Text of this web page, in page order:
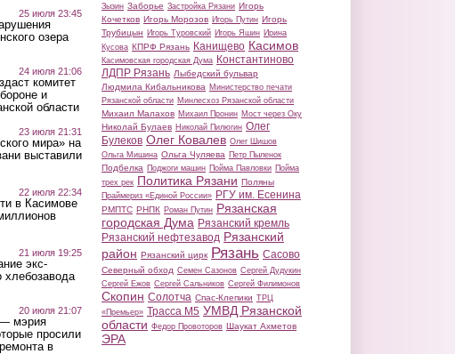
25 июля 23:45
озера
24 июля 21:06
комитет
и
области
23 июля 21:31
мира» на
выставили
22 июля 22:34
в Касимове
21 июля 19:25
экс-
хлебозавода
20 июля 21:07
мэрия
просили
в
Зызин Заборье Застройка Рязани Игорь
Кочетков Игорь Морозов Игорь Путин Игорь
Трубицын Игорь Туровский Игорь Яшин Ирина
Кусова КПРФ Рязань Канищево Касимов
Касимовская городская Дума Константиново
ЛДПР Рязань Лыбедский бульвар
Людмила Кибальникова Министерство печати
Рязанской области Минлесхоз Рязанской области
Михаил Малахов Михаил Пронин Мост через Оку
Николай Булаев Николай Пилюгин Олег
Булеков Олег Ковалев Олег Шишов
Ольга Мишина Ольга Чуляева Петр Пыленок
Подбелка Поджоги машин Пойма Павловки Пойма
трех рек Политика Рязани Поляны
Праймериз «Единой России» РГУ им. Есенина
РМПТС РНПК Роман Путин Рязанская
городская Дума Рязанский кремль
Рязанский нефтезавод Рязанский
район Рязанский цирк Рязань Сасово
Северный обход Семен Сазонов Сергей Дудукин
Сергей Ежов Сергей Сальников Сергей Филимонов
Скопин Солотча Спас-Клепики ТРЦ
«Премьер» Трасса М5 УМВД Рязанской
области Федор Провоторов Шаукат Ахметов
ЭРА